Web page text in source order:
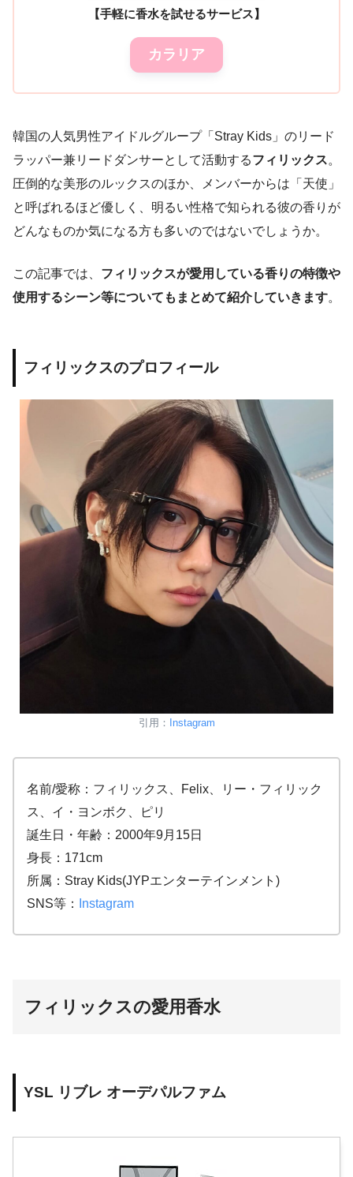
【手軽に香水を試せるサービス】
カラリア
韓国の人気男性アイドルグループ「Stray Kids」のリード
ラッパー兼リードダンサーとして活動するフィリックス。
圧倒的な美形のルックスのほか、メンバーからは「天使」
と呼ばれるほど優しく、明るい性格で知られる彼の香りが
どんなものか気になる方も多いのではないでしょうか。
この記事では、 フィリックスが愛用している香りの特徴や
使用するシーン等についてもまとめて紹介していきます。
フィリックスのプロフィール
引用： Instagram
名前/愛称：フィリックス、Felix、リー・フィリック
ス、イ・ヨンボク、ピリ
誕生日・年齢：2000年9月15日
身長：171cm
所属：Stray Kids(JYPエンターテインメント)
SNS等：
Instagram
フィリックスの愛用香水
YSL リブレ オーデパルファム